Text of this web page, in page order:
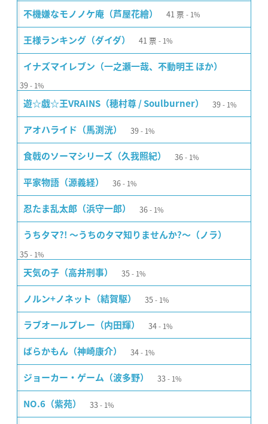
不機嫌なモノノケ庵（芦屋花繪） 41 票 1%
王様ランキング（ダイダ） 41 票 1%
イナズマイレブン（一之瀬一哉、不動明王 ほか）
39 1%
遊☆戯☆王VRAINS（穂村尊 / Soulburner） 39 1%
アオハライド（馬渕洸） 39 1%
食戟のソーマシリーズ（久我照紀） 36 1%
平家物語（源義経） 36 1%
忍たま乱太郎（浜守一郎） 36 1%
うちタマ?! 〜うちのタマ知りませんか?〜（ノラ）
35 1%
天気の子（高井刑事） 35 1%
ノルン+ノネット（結賀駆） 35 1%
ラブオールプレー（内田輝） 34 1%
ばらかもん（神崎康介） 34 1%
ジョーカー・ゲーム（波多野） 33 1%
NO.6（紫苑） 33 1%